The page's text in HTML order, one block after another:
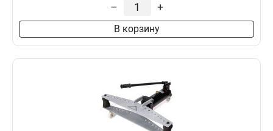
– +
В корзину